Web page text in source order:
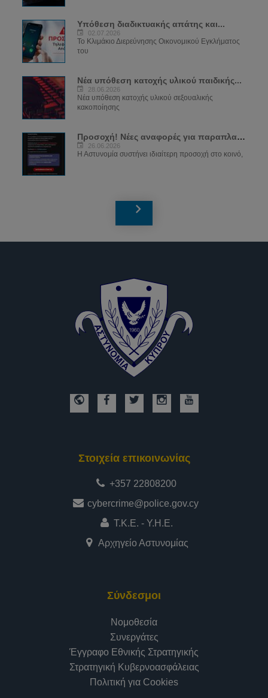
Υπόθεση διαδικτυακής απάτης και...
02.07.2026
Το Κλιμάκιο Διερεύνησης Οικονομικού Εγκλήματος
του
Νέα υπόθεση κατοχής υλικού παιδικής...
28.06.2026
Νέα υπόθεση κατοχής υλικού σεξουαλικής
κακοποίησης
Προσοχή! Νέες αναφορές για παραπλανητικά...
26.06.2026
Η Αστυνομία συστήνει ιδιαίτερη προσοχή στο κοινό,
Στοιχεία επικοινωνίας
+357 22808200
cybercrime@police.gov.cy
Τ.Κ.Ε. - Υ.Η.Ε.
Αρχηγείο Αστυνομίας
Σύνδεσμοι
Νομοθεσία
Συνεργάτες
Έγγραφο Εθνικής Στρατηγικής
Στρατηγική Κυβερνοασφάλειας
Πολιτική για Cookies